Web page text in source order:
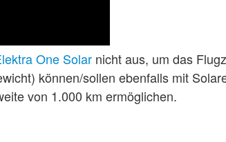
One Solar nicht aus, um das
können/sollen ebenfalls mit
von 1.000 km ermöglichen.